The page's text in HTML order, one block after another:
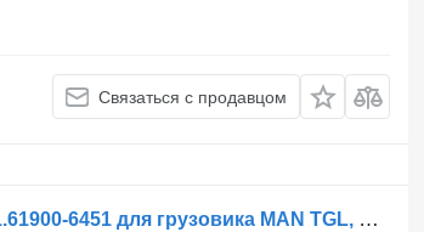
Связаться с продавцом
Шланг кондиционера Behr TGX 28.480 (01.07-) 81.61900-6451 для грузовика MAN TGL, TGM, TGS, TGX (2005-2021)